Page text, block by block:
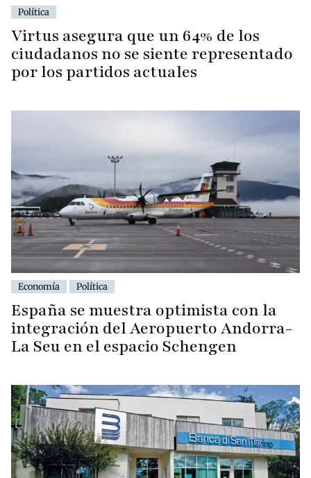
Política
Virtus asegura que un 64% de los
ciudadanos no se siente representado
por los partidos actuales
Economía Política
España se muestra optimista con la
integración del Aeropuerto Andorra-
La Seu en el espacio Schengen